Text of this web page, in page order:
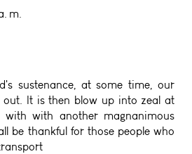
m.
sustenance, at some time, our
out. It is then blow up into zeal at
with another magnanimous
be thankful for those people who